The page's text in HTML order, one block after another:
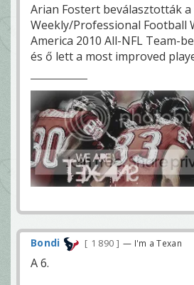
Arian Fostert beválasztották
Weekly/Professional Football
America 2010 All-NFL Team-be
és ő lett a most improved
Bondi 1 890 — I'm a Texan
A 6.